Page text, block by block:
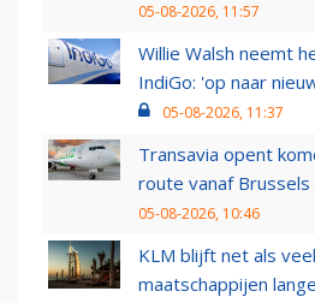
05-08-2026, 11:57
Willie Walsh neemt
IndiGo: 'op naar
05-08-2026, 11:37
Transavia opent
route vanaf
05-08-2026, 10:46
KLM blijft net als
maatschappijen